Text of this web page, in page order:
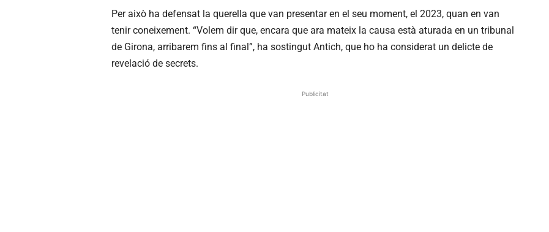
Per això ha defensat la querella que van presentar en el seu moment, el 2023, quan en van
tenir coneixement. “Volem dir que, encara que ara mateix la causa està aturada en un tribunal
de Girona, arribarem fins al final”, ha sostingut Antich, que ho ha considerat un delicte de
revelació de secrets.
Publicitat